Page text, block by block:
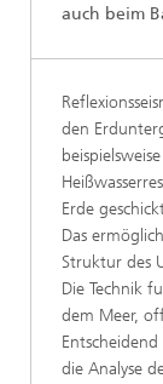
auch beim
den
Erde
Das
Struktur des
Die Technik
dem Meer,
die Analyse